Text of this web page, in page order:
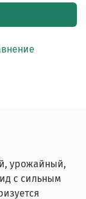
урожайный,
с сильным